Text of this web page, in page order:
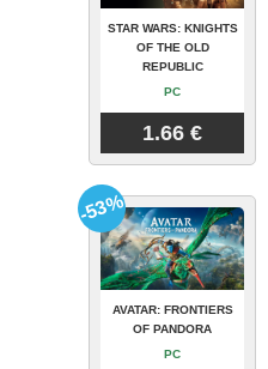
STAR WARS: KNIGHTS
OF THE OLD
REPUBLIC
PC
1.66 €
AVATAR: FRONTIERS
OF PANDORA
PC
-53%